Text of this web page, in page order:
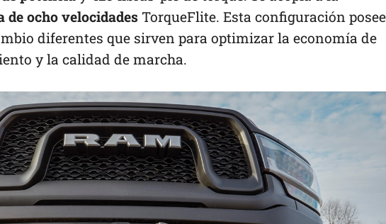
ocho velocidades TorqueFlite. Esta configuración posee
diferentes que sirven para optimizar la economía de
y la calidad de marcha.